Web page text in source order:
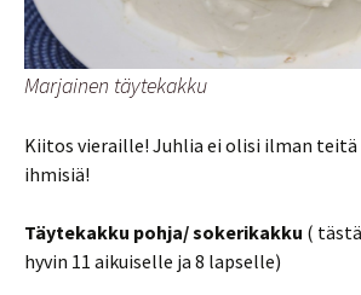
Marjainen täytekakku
Kiitos vieraille! Juhlia ei olisi ilman
ihmisiä!
Täytekakku pohja/ sokerikakku (
hyvin 11 aikuiselle ja 8 lapselle)